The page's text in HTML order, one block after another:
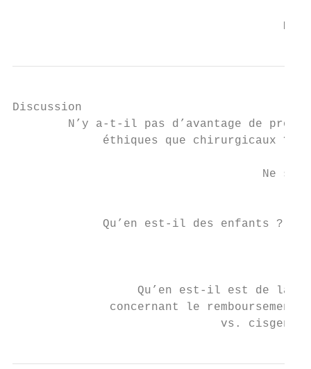
Discussion
N’y a-t-il pas d’avantage de
             éthiques que chirurgicaux ?
Ne
             Qu’en est-il des enfants ?
Qu’en est-il est de la
concernant le remboursement
                              vs. cisgenre)